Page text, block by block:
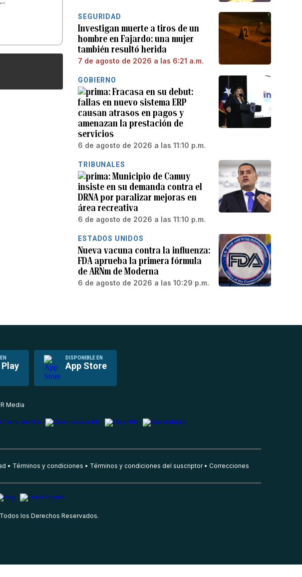
SEGURIDAD
Investigan muerte a tiros de un
hombre en Fajardo: una mujer
también resultó herida
7 de agosto de 2026 a las 6:21 a.m.
GOBIERNO
Fracasa en su debut:
fallas en nuevo sistema ERP
causan atrasos en pagos y
amenazan la prestación de
servicios
6 de agosto de 2026 a las 11:10 p.m.
TRIBUNALES
Municipio de Camuy
insiste en su demanda contra el
DRNA por paralizar mejoras en
área recreativa
6 de agosto de 2026 a las 11:10 p.m.
ESTADOS UNIDOS
Nueva vacuna contra la influenza:
FDA aprueba la primera fórmula
de ARNm de Moderna
6 de agosto de 2026 a las 10:29 p.m.
DISPONIBLE EN
App Store
Media
Términos y condiciones Términos y condiciones del suscriptor Correcciones
los Derechos Reservados.